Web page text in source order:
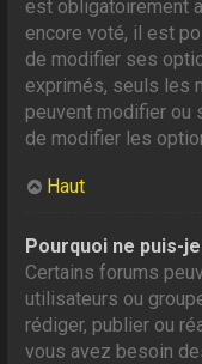
est obligatoirement
encore voté, il est
de modifier ses
exprimés, seuls les
peuvent modifier ou
de modifier les
Haut
Pourquoi ne puis-
Certains forums
utilisateurs ou
rédiger, publier ou
vous avez besoin